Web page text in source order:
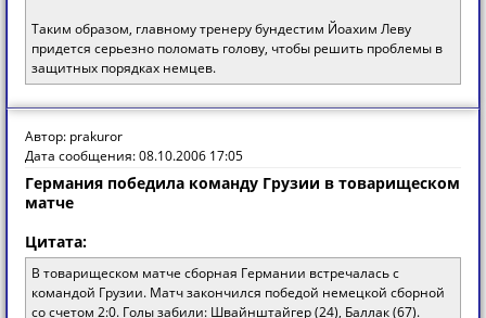
Таким образом, главному тренеру бундестим Йоахим Леву
придется серьезно поломать голову, чтобы решить проблемы в
защитных порядках немцев.
Автор: prakuror
Дата сообщения: 08.10.2006 17:05
Германия победила команду Грузии в товарищеском
матче
Цитата:
В товарищеском матче сборная Германии встречалась с
командой Грузии. Матч закончился победой немецкой сборной
со счетом 2:0. Голы забили: Швайнштайгер (24), Баллак (67).